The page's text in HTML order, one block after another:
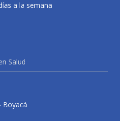
a la semana
Salud
Boyacá